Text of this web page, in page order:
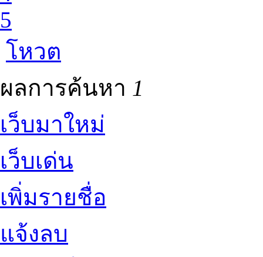
5
โหวต
ผลการค้นหา 1
เว็บมาใหม่
เว็บเด่น
เพิ่มรายชื่อ
แจ้งลบ